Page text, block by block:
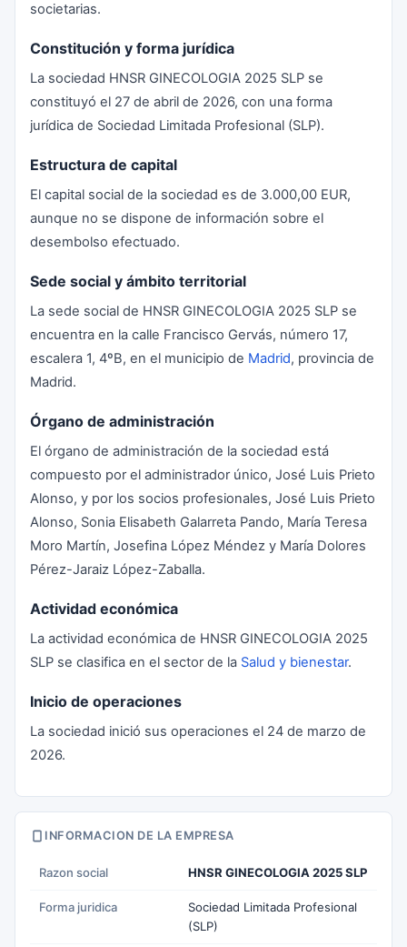
societarias.
Constitución y forma jurídica
La sociedad HNSR GINECOLOGIA 2025 SLP se
constituyó el 27 de abril de 2026, con una forma
jurídica de Sociedad Limitada Profesional (SLP).
Estructura de capital
El capital social de la sociedad es de 3.000,00 EUR,
aunque no se dispone de información sobre el
desembolso efectuado.
Sede social y ámbito territorial
La sede social de HNSR GINECOLOGIA 2025 SLP se
encuentra en la calle Francisco Gervás, número 17,
escalera 1, 4ºB, en el municipio de Madrid, provincia de
Madrid.
Órgano de administración
El órgano de administración de la sociedad está
compuesto por el administrador único, José Luis Prieto
Alonso, y por los socios profesionales, José Luis Prieto
Alonso, Sonia Elisabeth Galarreta Pando, María Teresa
Moro Martín, Josefina López Méndez y María Dolores
Pérez-Jaraiz López-Zaballa.
Actividad económica
La actividad económica de HNSR GINECOLOGIA 2025
SLP se clasifica en el sector de la Salud y bienestar.
Inicio de operaciones
La sociedad inició sus operaciones el 24 de marzo de
2026.
INFORMACION DE LA EMPRESA
Razon social HNSR GINECOLOGIA 2025 SLP
Forma juridica
Sociedad Limitada Profesional
(SLP)